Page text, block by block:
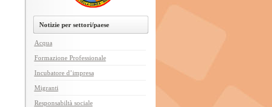
Notizie per settori/paese
Acqua
Formazione Professionale
Incubatore d’impresa
Migranti
Responsabiltà sociale